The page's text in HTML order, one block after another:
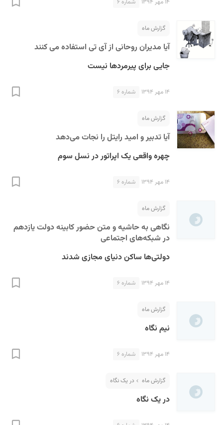
۱۴ مهر ۱۳۹۴ شماره ۶
گزارش ماه
آیا مدیران روحانی از آی تی استفاده می کنند
جایی برای پیرمردها نیست
۱۴ مهر ۱۳۹۴ شماره ۶
گزارش ماه
آیا تدبیر و امید رایتل را نجات می‌دهد
چهره واقعی یک اپراتور در نسل سوم
۱۴ مهر ۱۳۹۴ شماره ۶
گزارش ماه
نگاهی به حاشیه و متن حضور کابینه دولت یازدهم
در شبکه‌های اجتماعی
دولتی‌ها ساکن دنیای مجازی شدند
۱۴ مهر ۱۳۹۴ شماره ۶
گزارش ماه
نیم نگاه
۱۴ مهر ۱۳۹۴ شماره ۶
گزارش ماه در یک نگاه
در یک نگاه